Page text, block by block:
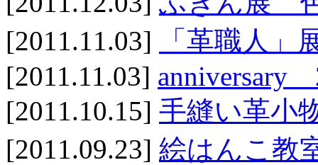
[2011.11.03]
「革職人」
[2011.11.03] anniversary
[2011.10.15] 手縫い革小
[2011.09.23] 絵はんこ